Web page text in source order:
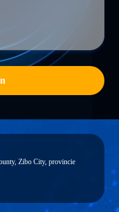
Zibo City, provincie